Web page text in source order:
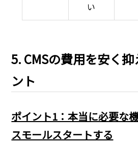
い
5. CMSの費用を安く
ント
ポイント1：本当に必要な
スモールスタートする